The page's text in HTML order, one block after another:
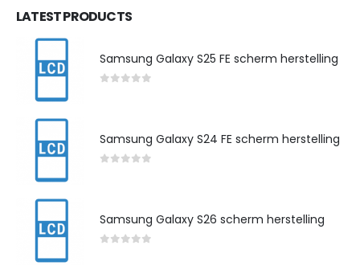
LATEST PRODUCTS
Samsung Galaxy S25 FE scherm herstelling
Samsung Galaxy S24 FE scherm herstelling
Samsung Galaxy S26 scherm herstelling